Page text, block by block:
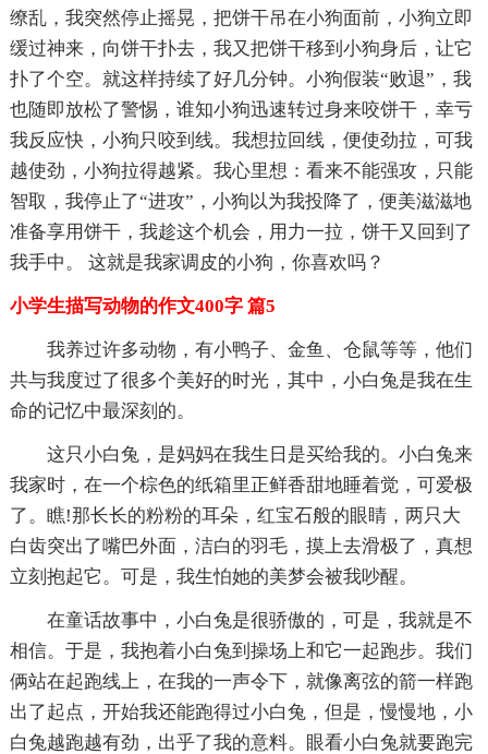
缭乱，我突然停止摇晃，把饼干吊在小狗面前，小狗立即
缓过神来，向饼干扑去，我又把饼干移到小狗身后，让它
扑了个空。就这样持续了好几分钟。小狗假装“败退”，我
也随即放松了警惕，谁知小狗迅速转过身来咬饼干，幸亏
我反应快，小狗只咬到线。我想拉回线，便使劲拉，可我
越使劲，小狗拉得越紧。我心里想：看来不能强攻，只能
智取，我停止了“进攻”，小狗以为我投降了，便美滋滋地
准备享用饼干，我趁这个机会，用力一拉，饼干又回到了
我手中。 这就是我家调皮的小狗，你喜欢吗？
小学生描写动物的作文400字 篇5
我养过许多动物，有小鸭子、金鱼、仓鼠等等，他们
共与我度过了很多个美好的时光，其中，小白兔是我在生
命的记忆中最深刻的。
这只小白兔，是妈妈在我生日是买给我的。小白兔来
我家时，在一个棕色的纸箱里正鲜香甜地睡着觉，可爱极
了。瞧!那长长的粉粉的耳朵，红宝石般的眼睛，两只大
白齿突出了嘴巴外面，洁白的羽毛，摸上去滑极了，真想
立刻抱起它。可是，我生怕她的美梦会被我吵醒。
在童话故事中，小白兔是很骄傲的，可是，我就是不
相信。于是，我抱着小白兔到操场上和它一起跑步。我们
俩站在起跑线上，在我的一声令下，就像离弦的箭一样跑
出了起点，开始我还能跑得过小白兔，但是，慢慢地，小
白兔越跑越有劲，出乎了我的意料。眼看小白兔就要跑完